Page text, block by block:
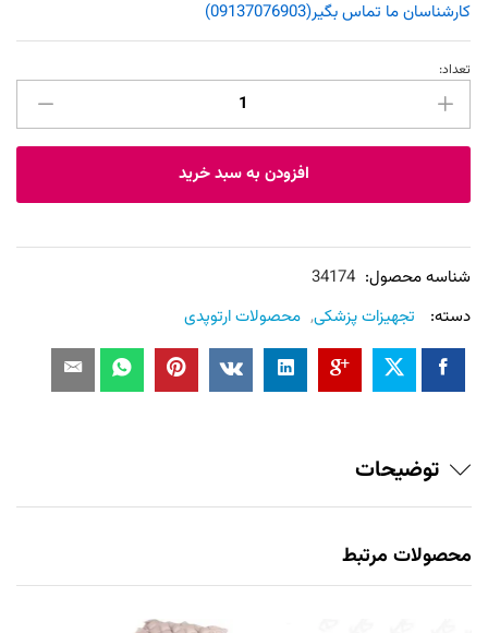
کارشناسان ما تماس بگیر(09137076903)
شانه
طبی
تعداد:
افزودن به سبد خرید
شناسه محصول: 34174
دسته:
تجهیزات پزشکی, محصولات ارتوپدی
توضیحات
محصولات مرتبط